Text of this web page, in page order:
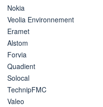
Nokia
Veolia Environnement
Eramet
Alstom
Forvia
Quadient
Solocal
TechnipFMC
Valeo